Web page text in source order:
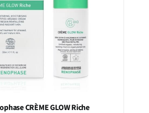
CRÈME GLOW Riche